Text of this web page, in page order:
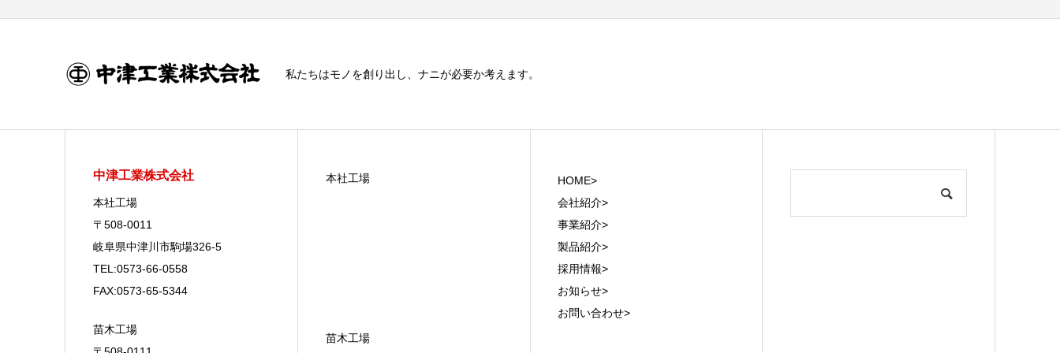
私たちはモノを創り出し、ナニが必要か考えます。
中津工業株式会社
本社工場
〒508-0011
岐阜県中津川市駒場326-5
TEL:0573-66-0558
FAX:0573-65-5344
苗木工場
本社工場
苗木工場
HOME>
会社紹介>
事業紹介>
製品紹介>
採用情報>
お知らせ>
お問い合わせ>